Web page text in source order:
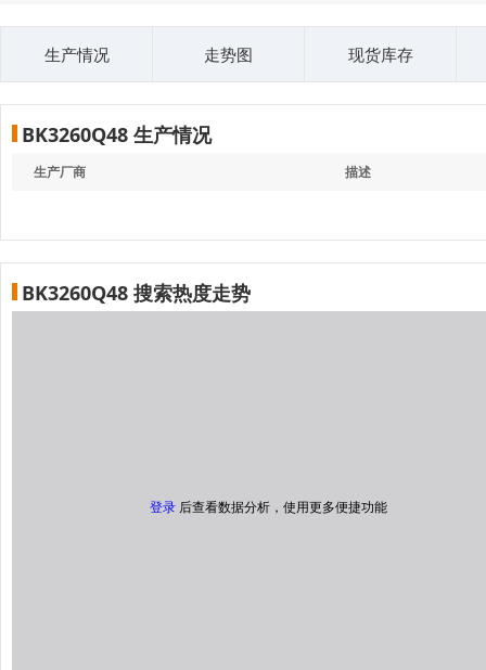
生产情况 走势图 现货库存
BK3260Q48 生产情况
生产厂商 描述
BK3260Q48 搜索热度走势
登录 后查看数据分析，使用更多便捷功能